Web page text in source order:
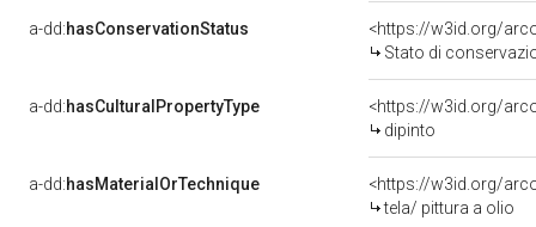
a-dd:hasConservationStatus
<https://w3id.org/
Stato di
a-dd:hasCulturalPropertyType
<https://w3id.org/
dipinto
a-dd:hasMaterialOrTechnique
<https://w3id.org/
tela/ pittura a olio